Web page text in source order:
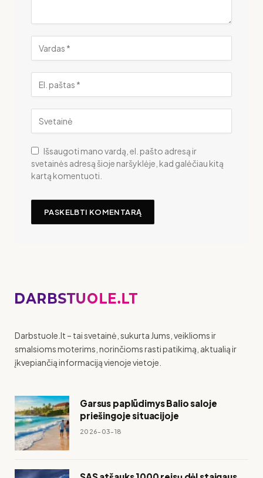
Išsaugoti mano vardą, el. pašto adresą ir
svetainės adresą šioje naršyklėje, kad galėčiau kitą
kartą komentuoti.
Darbstuole.lt – tai svetainė, sukurta Jums, veiklioms ir
smalsioms moterims, norinčioms rasti patikimą, aktualią ir
įkvepiančią informaciją vienoje vietoje.
Garsus paplūdimys Balio saloje
priešingoje situacijoje
2026-03-18